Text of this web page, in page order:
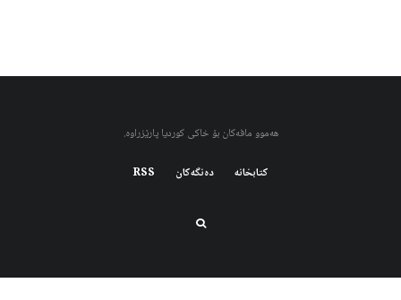
هەموو مافەکان بۆ خاکی کوردیا پارێزراوە.
کتابخانه دەنگەکان RSS